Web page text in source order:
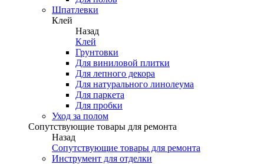
Шпатлевки
Клей
Назад
Клей
Грунтовки
Для виниловой плитки
Для лепного декора
Для натурального линолеума
Для паркета
Для пробки
Уход за полом
Сопутствующие товары для ремонта
Назад
Сопутствующие товары для ремонта
Инструмент для отделки